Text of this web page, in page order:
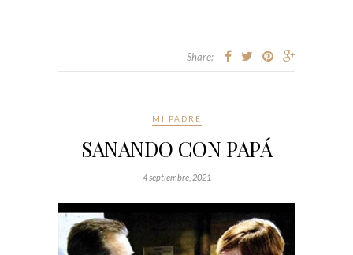
Share:
MI PADRE
SANANDO CON PAPÁ
4 septiembre, 2021